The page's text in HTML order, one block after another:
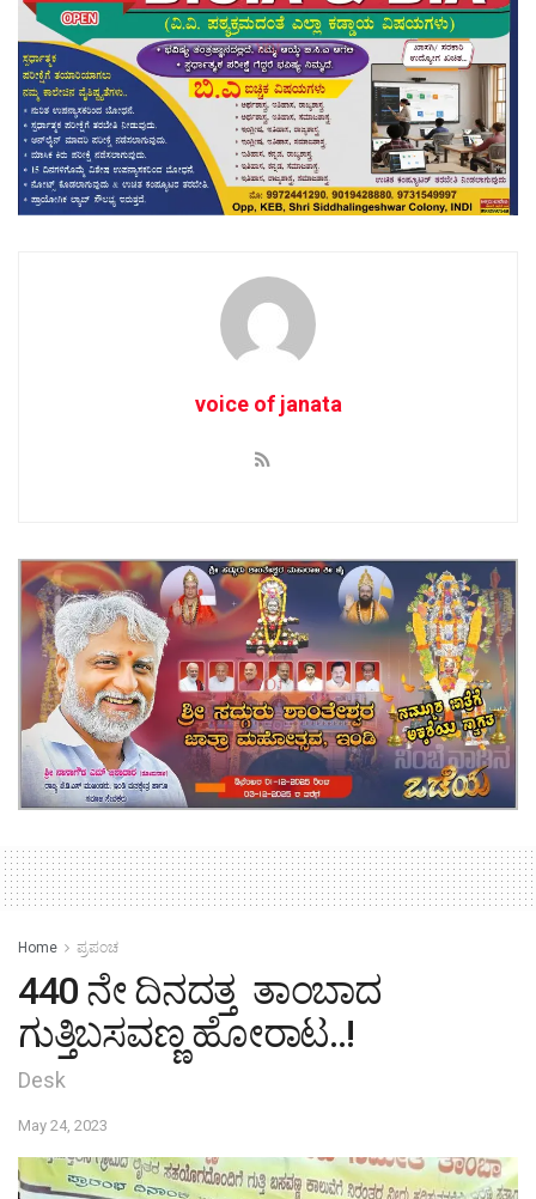
voice of janata
Home ಪ್ರಪಂಚ
440 ನೇ ದಿನದತ್ತ ತಾಂಬಾದ
ಗುತ್ತಿಬಸವಣ್ಣ ಹೋರಾಟ..!
Desk
May 24, 2023